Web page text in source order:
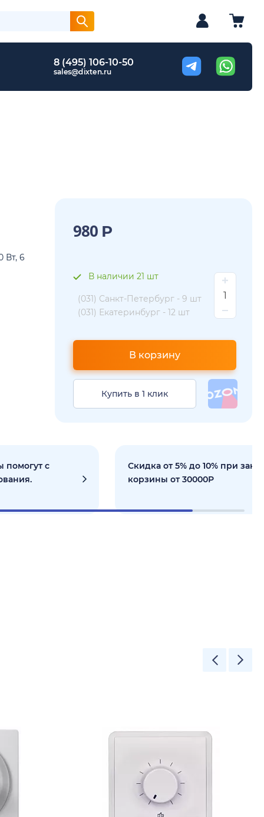
8 (495) 106-10-50
sales@dixten.ru
Вт, 6
980 Р
В наличии 21 шт
(031) Санкт-Петербург - 9 шт
(031) Екатеринбург - 12 шт
В корзину
Купить в 1 клик
помогут с
Скидка от 5% до 10% при
корзины от 30000Р